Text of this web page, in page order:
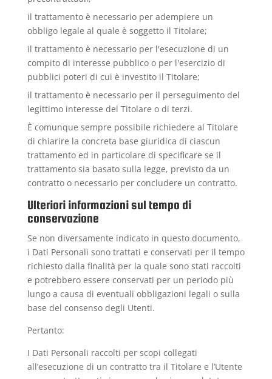
il trattamento è necessario per adempiere un
obbligo legale al quale è soggetto il Titolare;
il trattamento è necessario per l'esecuzione di un
compito di interesse pubblico o per l'esercizio di
pubblici poteri di cui è investito il Titolare;
il trattamento è necessario per il perseguimento del
legittimo interesse del Titolare o di terzi.
È comunque sempre possibile richiedere al Titolare
di chiarire la concreta base giuridica di ciascun
trattamento ed in particolare di specificare se il
trattamento sia basato sulla legge, previsto da un
contratto o necessario per concludere un contratto.
Ulteriori informazioni sul tempo di
conservazione
Se non diversamente indicato in questo documento,
i Dati Personali sono trattati e conservati per il tempo
richiesto dalla finalità per la quale sono stati raccolti
e potrebbero essere conservati per un periodo più
lungo a causa di eventuali obbligazioni legali o sulla
base del consenso degli Utenti.
Pertanto:
I Dati Personali raccolti per scopi collegati
all’esecuzione di un contratto tra il Titolare e l’Utente